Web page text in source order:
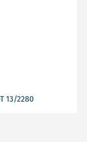
13/2280
13/116 en ROT 13/